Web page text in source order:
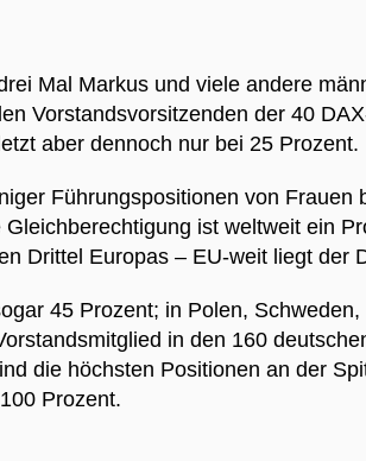
Mal Markus und viele andere
Vorstandsvorsitzenden der 40
aber dennoch nur bei 25 Prozent.
Führungspositionen von
ist weltweit ein
Drittel Europas – EU-weit liegt der
45 Prozent; in Polen,
in den 160
die höchsten Positionen an der
Prozent.